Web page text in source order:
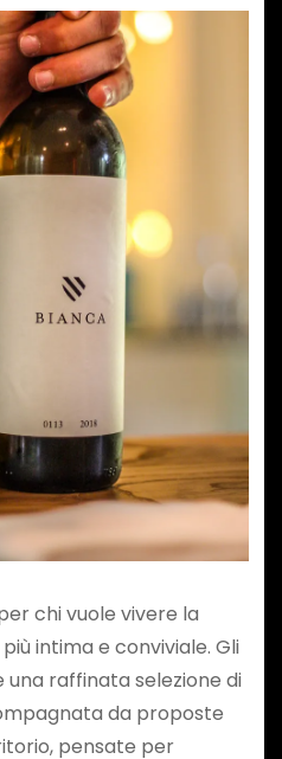
chi vuole vivere la
intima e conviviale. Gli
raffinata selezione di
da proposte
pensate per